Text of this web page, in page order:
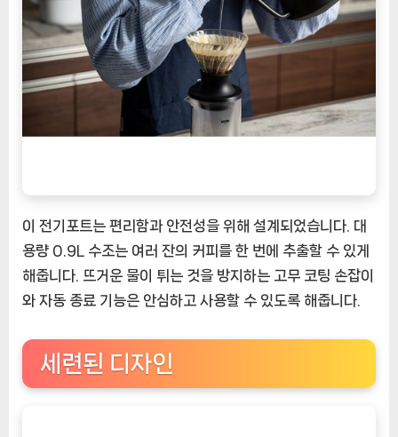
이 전기포트는 편리함과 안전성을 위해 설계되었습니다. 대
용량 0.9L 수조는 여러 잔의 커피를 한 번에 추출할 수 있게
해줍니다. 뜨거운 물이 튀는 것을 방지하는 고무 코팅 손잡이
와 자동 종료 기능은 안심하고 사용할 수 있도록 해줍니다.
세련된 디자인